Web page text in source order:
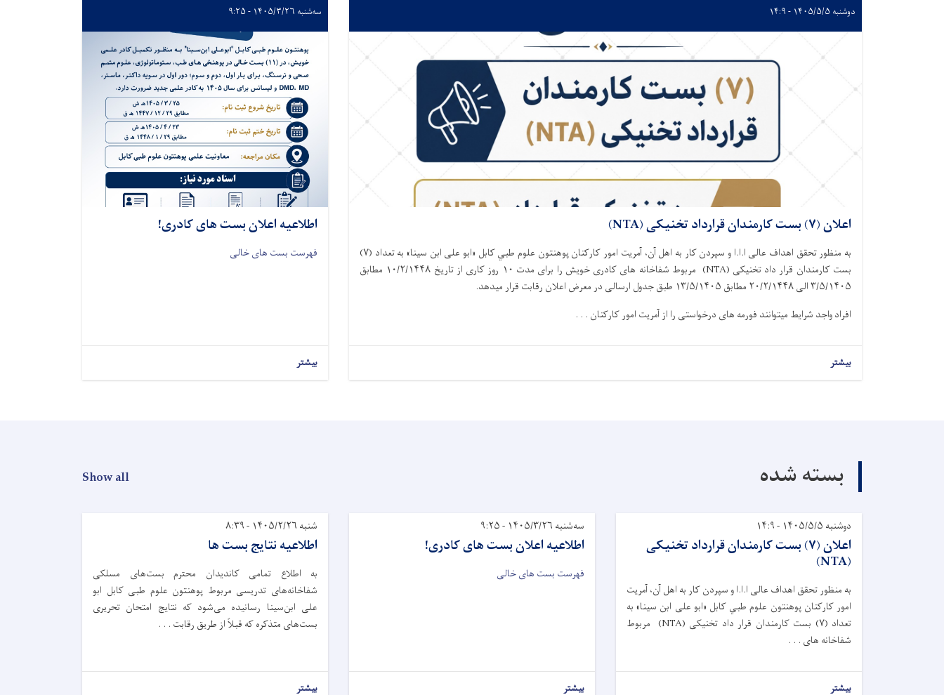
دوشنبه ۱۴۰۵/۵/۵ - ۱۴:۹
اعلان (۷) بست کارمندان قرارداد تخنیکی (NTA)
به منظور تحقق اهداف عالی ا.ا.ا و سپردن کار به اهل آن، آمریت امور کارکنان پوهنتون علوم طبي کابل «ابو علی ابن سینا» به تعداد (۷)
بست کارمندان قرار داد تخنیکی (NTA) مربوط شفاخانه های کادری خویش را برای مدت ۱۰ روز کاری از تاریخ ۱۰/۲/۱۴۴۸ مطابق
۳/۵/۱۴۰۵ الی ۲۰/۲/۱۴۴۸ مطابق ۱۳/۵/۱۴۰۵ طبق جدول ارسالی در معرض اعلان رقابت قرار میدهد.
افراد واجد شرایط میتوانند فورمه های درخواستی را از آمریت امور کارکنان . . .
بیشتر
سه‌شنبه ۱۴۰۵/۳/۲۶ - ۹:۲۵
اطلاعیه اعلان بست های کادری!
فهرست بست های خالی
بیشتر
بسته شده Show all
دوشنبه ۱۴۰۵/۵/۵ - ۱۴:۹
اعلان (۷) بست کارمندان قرارداد تخنیکی
(NTA)
به منظور تحقق اهداف عالی ا.ا.ا و سپردن کار به اهل آن، آمریت
امور کارکنان پوهنتون علوم طبي کابل «ابو علی ابن سینا» به
تعداد (۷) بست کارمندان قرار داد تخنیکی (NTA) مربوط
شفاخانه های . . .
بیشتر
سه‌شنبه ۱۴۰۵/۳/۲۶ - ۹:۲۵
اطلاعیه اعلان بست های کادری!
فهرست بست های خالی
بیشتر
شنبه ۱۴۰۵/۲/۲۶ - ۸:۳۹
اطلاعیه نتایج بست ها
به اطلاع تمامی کاندیدان محترم بست‌های مسلکی
شفاخانه‌های تدریسی مربوط پوهنتون علوم طبی کابل ابو
علی ابن‌سینا رسانیده می‌شود که نتایج امتحان تحریری
بست‌های متذکره که قبلاً از طریق رقابت . . .
بیشتر